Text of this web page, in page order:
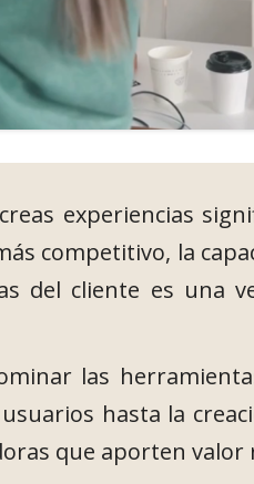
experiencias
competitivo, la
del cliente es una
las
hasta la
que aporten valor